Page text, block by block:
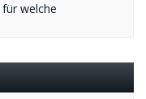
welche